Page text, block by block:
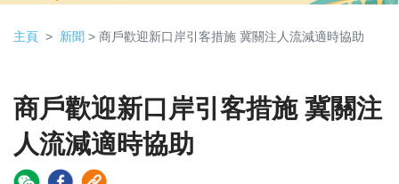
主頁 新聞 > 商戶歡迎新口岸引客措施 冀關注人流減適時協助
商戶歡迎新口岸引客措施 冀關注
人流減適時協助